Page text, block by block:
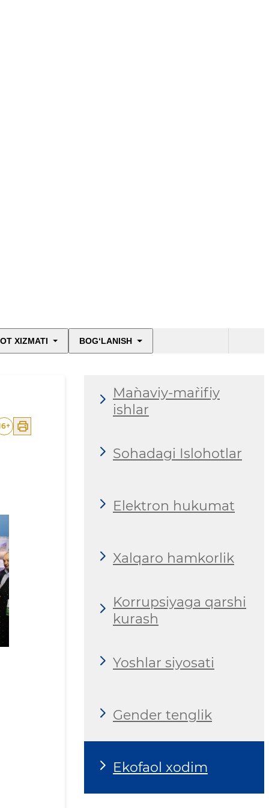
XIZMATI BOG‘LANISH
+
Ma`naviy-ma`rifiy
ishlar
Sohadagi Islohotlar
Elektron hukumat
Xalqaro hamkorlik
Korrupsiyaga qarshi
kurash
Yoshlar siyosati
Gender tenglik
Ekofaol xodim